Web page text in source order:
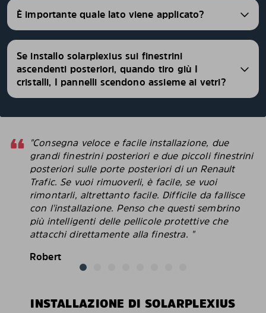
È importante quale lato viene applicato?
Se installo solarplexius sui finestrini
ascendenti posteriori, quando tiro giù I
cristalli, I pannelli scendono assieme ai vetri?
"Consegna veloce e facile installazione, due
grandi finestrini posteriori e due piccoli finestrini
posteriori sulle porte posteriori di un Renault
Trafic. Se vuoi rimuoverli, è facile, se vuoi
rimontarli, altrettanto facile. Difficile da fallisce
con l'installazione. Penso che questi sembrino
più intelligenti delle pellicole protettive che
attacchi direttamente alla finestra. "
Robert
INSTALLAZIONE DI SOLARPLEXIUS